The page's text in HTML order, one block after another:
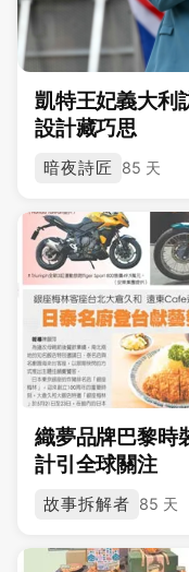
凱特王妃義大利
設計藏巧思
暗夜詩匠 85 天
織夢品牌巴黎時
計引全球關注
故事拆解者 85 天